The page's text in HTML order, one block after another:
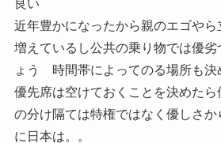
良い
近年豊かになったから親のエゴや
増えているし公共の乗り物では優劣
ょう 時間帯によってのる場所も決
優先席は空けておくことを決めた
の分け隔ては特権ではなく優しさ
に日本は。。